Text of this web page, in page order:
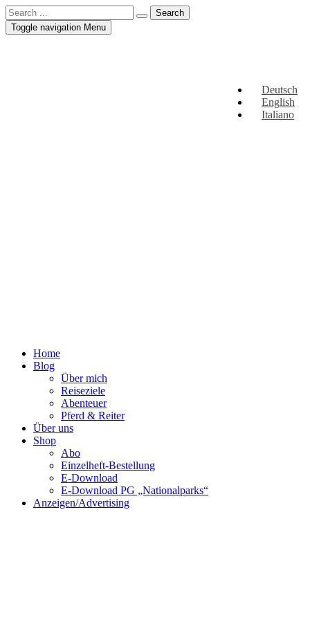
Deutsch
English
Italiano
Toggle navigation Menu
Home
Blog
Über mich
Reiseziele
Abenteuer
Pferd & Reiter
Über uns
Shop
Abo
Einzelheft-Bestellung
E-Download
E-Download PG „Nationalparks“
Anzeigen/Advertising